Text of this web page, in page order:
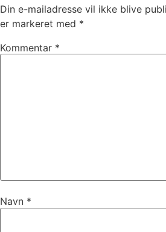
Din e-mailadresse vil ikke blive
er markeret med *
Kommentar *
Navn *